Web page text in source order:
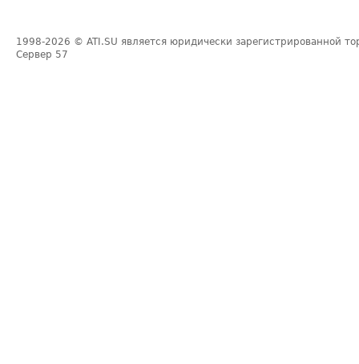
1998-2026 © ATI.SU является юридически зарегистрированной
Сервер 57